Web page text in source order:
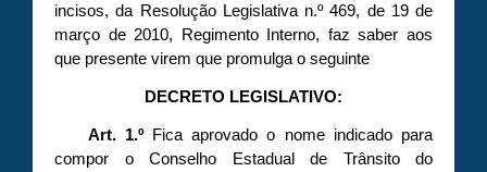
incisos, da Resolução Legislativa n.º 469, de 19 de
março de 2010, Regimento Interno, faz saber aos
que presente virem que promulga o seguinte
DECRETO LEGISLATIVO:
Art. 1.ºFica aprovado o nome indicado para
compor o Conselho Estadual de Trânsito do